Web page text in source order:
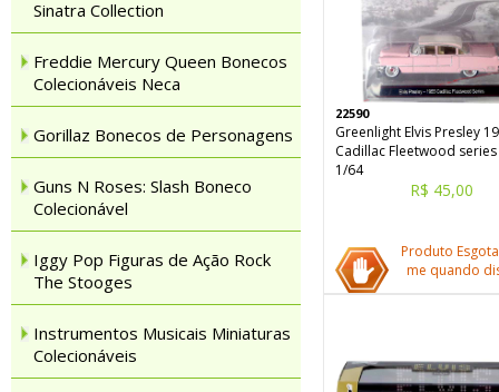
Sinatra Collection
Freddie Mercury Queen Bonecos
Colecionáveis Neca
Gorillaz Bonecos de Personagens
Guns N Roses: Slash Boneco
Colecionável
Iggy Pop Figuras de Ação Rock
The Stooges
Instrumentos Musicais Miniaturas
Colecionáveis
22590
Greenlight Elvis Presley
Cadillac Fleetwood
1/64
R$ 45,00
Produto
me quando